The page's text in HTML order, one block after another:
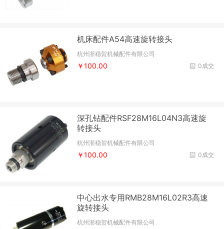
机床配件A54高速旋转接头
杭州浙稳贺机械配件有限公司
0成交
￥100.00
深孔钻配件RSF28M16L04N3高速旋
转接头
杭州浙稳贺机械配件有限公司
0成交
￥100.00
中心出水专用RMB28M16L02R3高速
旋转接头
杭州浙稳贺机械配件有限公司